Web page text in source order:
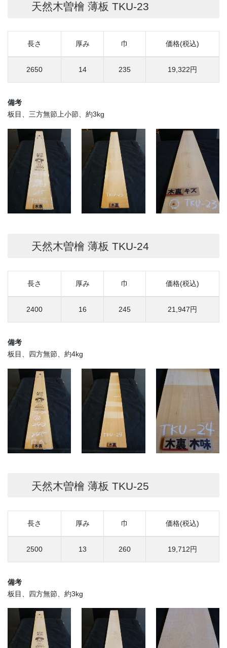
天然木曽檜 薄板 TKU-23
長さ 厚み 巾 価格(税込)
2650 14 235 19,322円
備考
板目、三方無節上小節、約3kg
天然木曽檜 薄板 TKU-24
長さ 厚み 巾 価格(税込)
2400 16 245 21,947円
備考
板目、四方無節、約4kg
天然木曽檜 薄板 TKU-25
長さ 厚み 巾 価格(税込)
2500 13 260 19,712円
備考
板目、四方無節、約3kg